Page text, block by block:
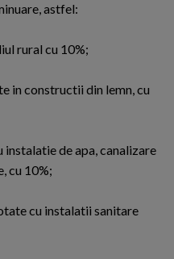
astfel:
rural cu 10%;
in constructii din lemn, cu
instalatie de apa, canalizare
cu 10%;
cu instalatii sanitare